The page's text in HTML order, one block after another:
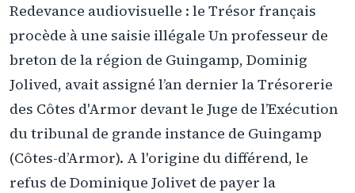
Redevance audiovisuelle : le Trésor français
procède à une saisie illégale Un professeur de
breton de la région de Guingamp, Dominig
Jolived, avait assigné l’an dernier la Trésorerie
des Côtes d'Armor devant le Juge de l’Exécution
du tribunal de grande instance de Guingamp
(Côtes-d’Armor). A l'origine du différend, le
refus de Dominique Jolivet de payer la